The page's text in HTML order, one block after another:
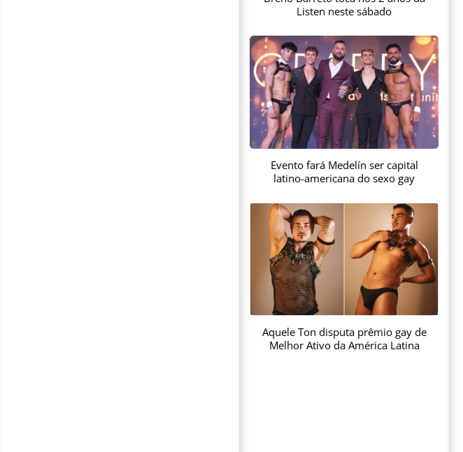
Listen neste sábado
Evento fará Medelín ser capital
latino-americana do sexo gay
Aquele Ton disputa prêmio gay de
Melhor Ativo da América Latina